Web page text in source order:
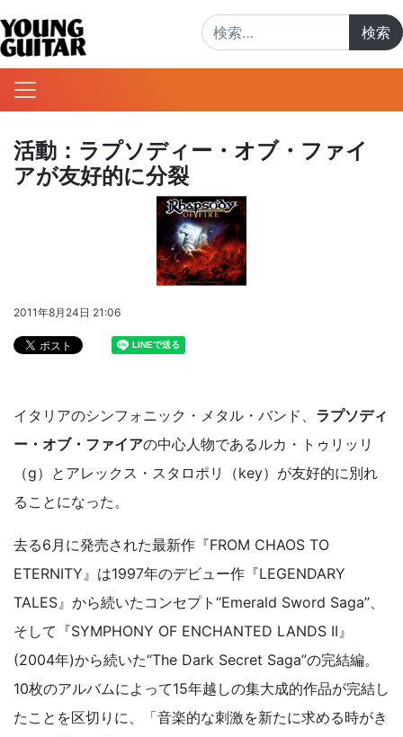
活動：ラプソディー・オブ・ファイ
アが友好的に分裂
2011年8月24日 21:06
イタリアのシンフォニック・メタル・バンド、 ラプソディ
ー・オブ・ファイアの中心人物であるルカ・トゥリッリ
（g）とアレックス・スタロポリ（key）が友好的に別れ
ることになった。
去る6月に発売された最新作『FROM CHAOS TO
ETERNITY』は1997年のデビュー作『LEGENDARY
TALES』から続いたコンセプト“Emerald Sword Saga”、
そして『SYMPHONY OF ENCHANTED LANDS II』
(2004年)から続いた“The Dark Secret Saga”の完結編。
10枚のアルバムによって15年越しの集大成的作品が完結し
たことを区切りに、「音楽的な刺激を新たに求める時がき